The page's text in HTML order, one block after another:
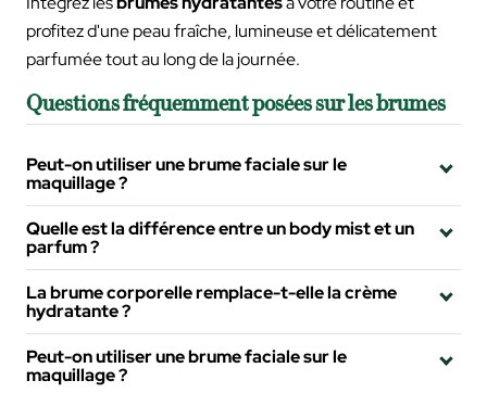
profitez d'une peau fraîche, lumineuse et délicatement
parfumée tout au long de la journée.
Questions fréquemment posées sur les brumes
Peut-on utiliser une brume faciale sur le
maquillage ?
Quelle est la différence entre un body mist et un
parfum ?
La brume corporelle remplace-t-elle la crème
hydratante ?
Peut-on utiliser une brume faciale sur le
maquillage ?